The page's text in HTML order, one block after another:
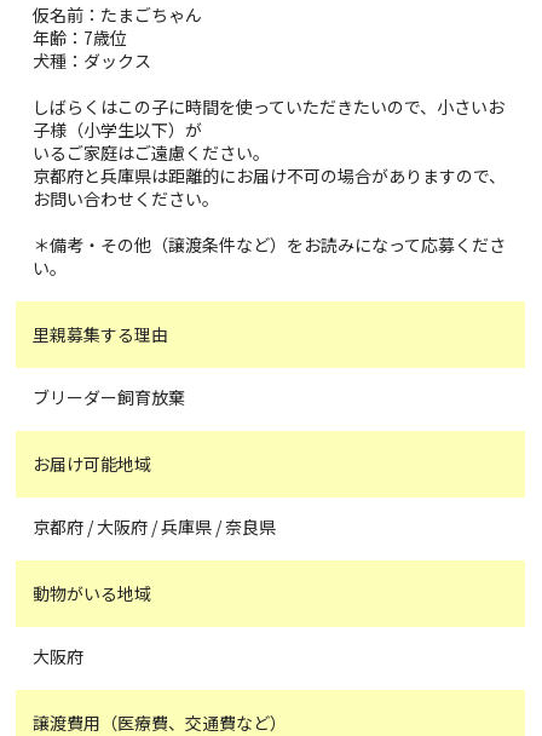
仮名前：たまごちゃん
年齢：7歳位
犬種：ダックス
しばらくはこの子に時間を使っていただきたいので、小さいお
子様（小学生以下）が
いるご家庭はご遠慮ください。
京都府と兵庫県は距離的にお届け不可の場合がありますので、
お問い合わせください。
＊備考・その他（譲渡条件など）をお読みになって応募くださ
い。
里親募集する理由
ブリーダー飼育放棄
お届け可能地域
京都府 / 大阪府 / 兵庫県 / 奈良県
動物がいる地域
大阪府
譲渡費用（医療費、交通費など）